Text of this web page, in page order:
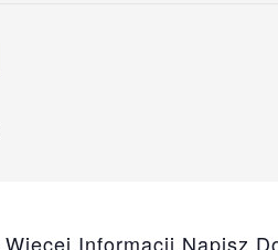
Informacji Napisz